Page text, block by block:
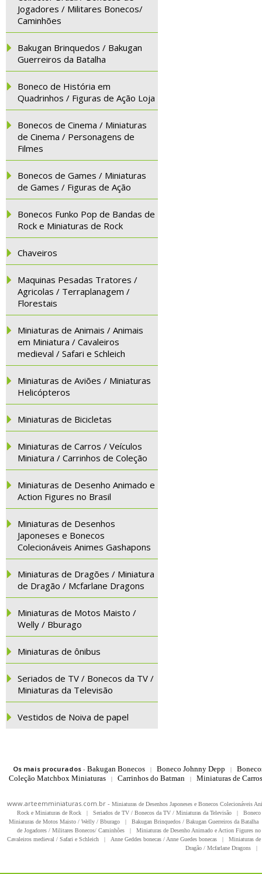
Jogadores / Militares Bonecos/
Caminhões
Bakugan Brinquedos / Bakugan
Guerreiros da Batalha
Boneco de História em
Quadrinhos / Figuras de Ação Loja
Bonecos de Cinema / Miniaturas
de Cinema / Personagens de
Filmes
Bonecos de Games / Miniaturas
de Games / Figuras de Ação
Bonecos Funko Pop de Bandas de
Rock e Miniaturas de Rock
Chaveiros
Maquinas Pesadas Tratores /
Agricolas / Terraplanagem /
Florestais
Miniaturas de Animais / Animais
em Miniatura / Cavaleiros
medieval / Safari e Schleich
Miniaturas de Aviões / Miniaturas
Helicópteros
Miniaturas de Bicicletas
Miniaturas de Carros / Veículos
Miniatura / Carrinhos de Coleção
Miniaturas de Desenho Animado e
Action Figures no Brasil
Miniaturas de Desenhos
Japoneses e Bonecos
Colecionáveis Animes Gashapons
Miniaturas de Dragões / Miniatura
de Dragão / Mcfarlane Dragons
Miniaturas de Motos Maisto /
Welly / Bburago
Miniaturas de ônibus
Seriados de TV / Bonecos da TV /
Miniaturas da Televisão
Vestidos de Noiva de papel
Os mais procurados- Bakugan Bonecos | Boneco Johnny Depp |
Coleção Matchbox Miniaturas
| Carrinhos do Batman | Miniaturas de
www.arteemminiaturas.com.br - Miniaturas de Desenhos Japoneses e Bonecos Colecionáveis
Rock e Miniaturas de Rock
| Seriados de TV / Bonecos da TV / Miniaturas da Televisão |
Miniaturas de Motos Maisto / Welly / Bburago
| Bakugan Brinquedos / Bakugan Guerreiros da Batalha
de Jogadores / Militares Bonecos/ Caminhões
|
Miniaturas de Desenho Animado e Action Figures
Cavaleiros medieval / Safari e Schleich
| Anne Geddes bonecas / Anne Guedes bonecas |
Miniaturas
Dragão / Mcfarlane Dragons
|